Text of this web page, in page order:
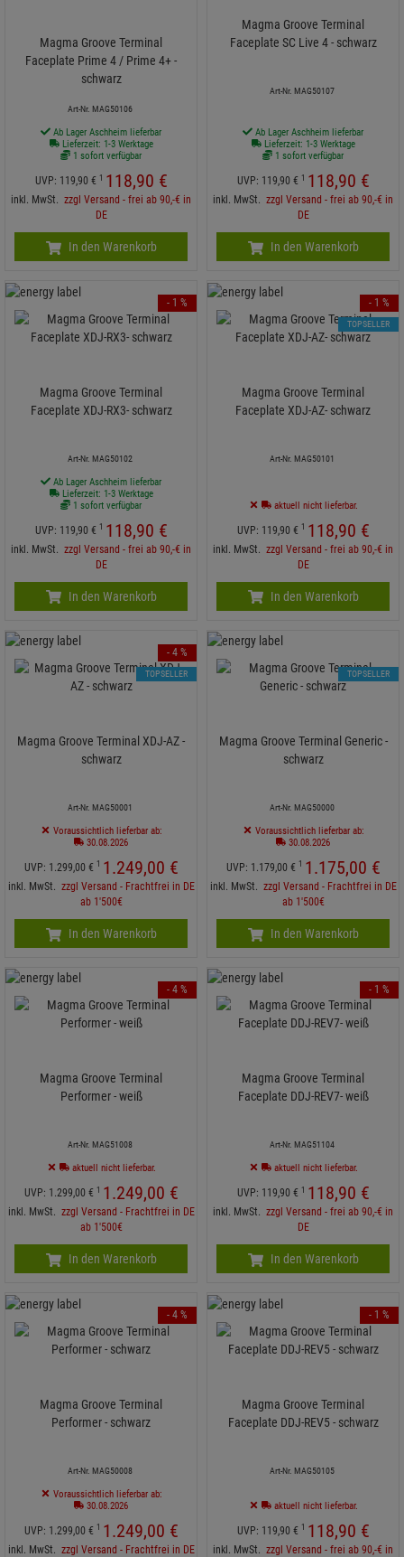
Magma Groove Terminal
Faceplate Prime 4 / Prime 4+ -
schwarz
Art-Nr. MAG50106
Ab Lager Aschheim lieferbar
Lieferzeit: 1-3 Werktage
1 sofort verfügbar
UVP: 119,90 € 1 118,90 €
inkl. MwSt. zzgl Versand - frei ab 90,-€ in
DE
In den Warenkorb
Magma Groove Terminal
Faceplate SC Live 4 - schwarz
Art-Nr. MAG50107
Ab Lager Aschheim lieferbar
Lieferzeit: 1-3 Werktage
1 sofort verfügbar
UVP: 119,90 € 1 118,90 €
inkl. MwSt. zzgl Versand - frei ab 90,-€ in
DE
In den Warenkorb
Magma Groove Terminal
Faceplate XDJ-RX3- schwarz
Art-Nr. MAG50102
Ab Lager Aschheim lieferbar
Lieferzeit: 1-3 Werktage
1 sofort verfügbar
UVP: 119, 90 € 1 118,90 €
inkl. MwSt. zzgl Versand - frei ab 90,-€ in
DE
- 1 %
In den Warenkorb
Magma Groove Terminal
Faceplate XDJ-AZ- schwarz
Art-Nr. MAG50101
aktuell nicht lieferbar.
UVP: 119, 90 € 1 118,90 €
inkl. MwSt. zzgl Versand - frei ab 90,-€ in
DE
- 1 %
TOPSELLER
In den Warenkorb
Magma Groove Terminal XDJ-AZ -
schwarz
Art-Nr. MAG50001
Voraussichtlich lieferbar ab:
30.08.2026
UVP: 1.299,00 € 1 1.249,00 €
inkl. MwSt. zzgl Versand - Frachtfrei in DE
ab 1'500€
- 4 %
TOPSELLER
In den Warenkorb
Magma Groove Terminal Generic -
schwarz
Art-Nr. MAG50000
Voraussichtlich lieferbar ab:
30.08.2026
UVP: 1.179,00 € 1 1.175,00 €
inkl. MwSt. zzgl Versand - Frachtfrei in DE
ab 1'500€
TOPSELLER
In den Warenkorb
Magma Groove Terminal
Performer - weiß
Art-Nr. MAG51008
aktuell nicht lieferbar.
UVP: 1.299,00 € 1 1.249,00 €
inkl. MwSt. zzgl Versand - Frachtfrei in DE
ab 1'500€
- 4 %
In den Warenkorb
Magma Groove Terminal
Faceplate DDJ-REV7- weiß
Art-Nr. MAG51104
aktuell nicht lieferbar.
UVP: 119,90 € 1 118,90 €
inkl. MwSt. zzgl Versand - frei ab 90,-€ in
DE
- 1 %
In den Warenkorb
Magma Groove Terminal
Performer - schwarz
Art-Nr. MAG50008
Voraussichtlich lieferbar ab:
30.08.2026
UVP: 1.299, 00 € 1 1.249,00 €
inkl. MwSt. zzgl Versand - Frachtfrei in DE
- 4 %
Magma Groove Terminal
Faceplate DDJ-REV5 - schwarz
Art-Nr. MAG50105
aktuell nicht lieferbar.
UVP: 119, 90 € 1 118,90 €
inkl. MwSt. zzgl Versand - frei ab 90,-€ in
- 1 %